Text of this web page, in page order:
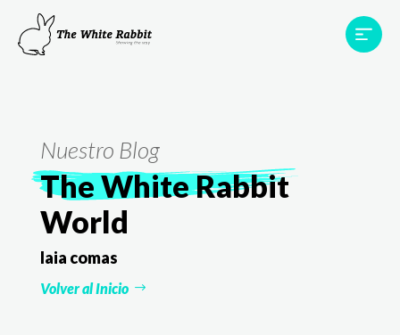
Proyectos
Testimonios
Nuestro Blog
The White Rabbit
World
laia comas
Volver al Inicio